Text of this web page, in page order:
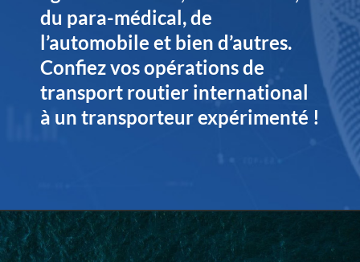
du para-médical, de
l’automobile et bien d’autres.
Confiez vos opérations de
transport routier international
à un transporteur expérimenté !